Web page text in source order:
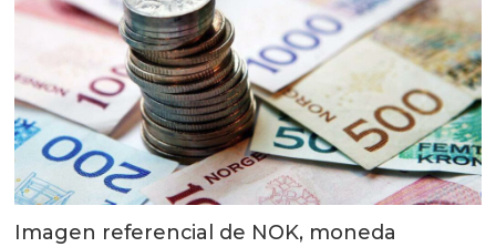
Imagen referencial de NOK, moneda